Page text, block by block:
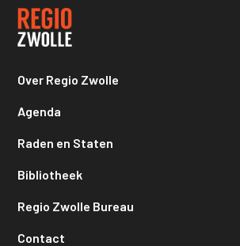
Over Regio Zwolle
Agenda
Raden en Staten
Bibliotheek
Regio Zwolle Bureau
Contact